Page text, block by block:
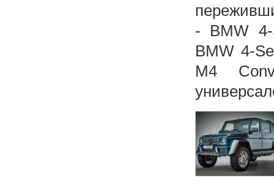
- BMW 4-
BMW 4-
M4